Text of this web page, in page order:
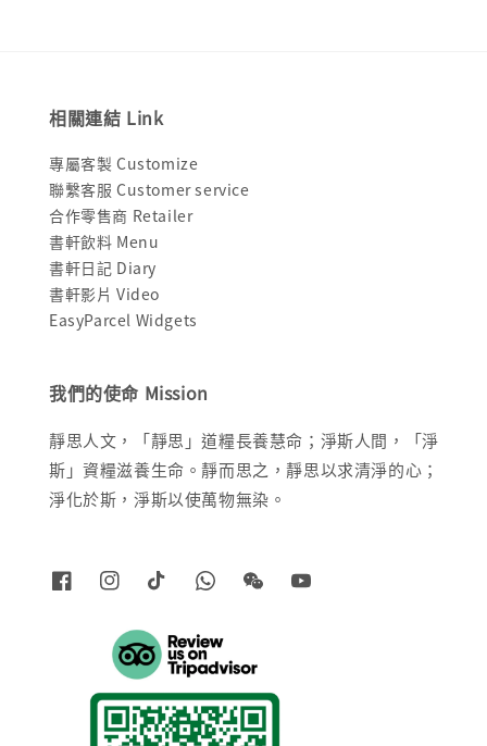
相關連結 Link
專屬客製 Customize
聯繫客服 Customer service
合作零售商 Retailer
書軒飲料 Menu
書軒日記 Diary
書軒影片 Video
EasyParcel Widgets
我們的使命 Mission
靜思人文，「靜思」道糧長養慧命；淨斯人間，「淨
斯」資糧滋養生命。靜而思之，靜思以求清淨的心；
淨化於斯，淨斯以使萬物無染。